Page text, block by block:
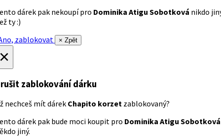
dárek pak nekoupí pro Dominika Atigu Sobotková nikdo
ty :)
zablokovat
× Zpět
zablokování dárku
nechceš mít dárek Chapito korzet zablokovaný?
dárek pak bude moci koupit pro Dominika Atigu Sobotková
jiný.